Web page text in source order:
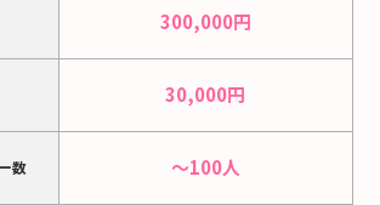
数
300,000円
30,000円
～100人